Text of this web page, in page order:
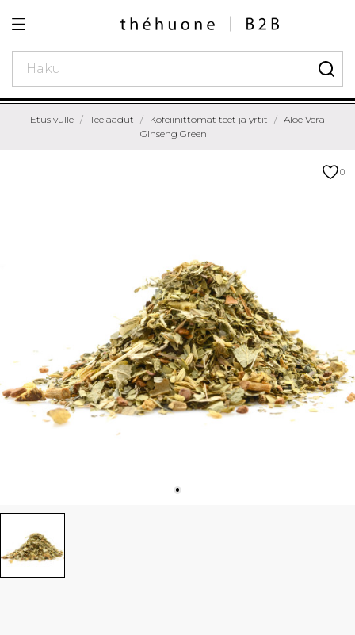
Etusivulle Teelaadut Kofeiinittomat teet ja yrtit
Aloe Vera
Ginseng Green
0